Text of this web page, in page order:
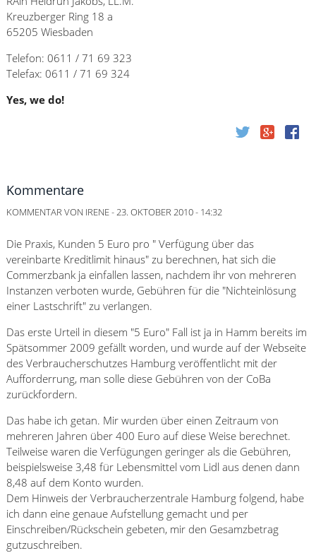
Kreuzberger Ring 18 a
65205 Wiesbaden
Telefon: 0611 / 71 69 323
Telefax: 0611 / 71 69 324
Yes, we do!
Kommentare
KOMMENTAR VON IRENE-23. OKTOBER 2010 - 14:32
Die Praxis, Kunden 5 Euro pro " Verfügung über das
vereinbarte Kreditlimit hinaus" zu berechnen, hat sich die
Commerzbank ja einfallen lassen, nachdem ihr von mehreren
Instanzen verboten wurde, Gebühren für die "Nichteinlösung
einer Lastschrift" zu verlangen.
Das erste Urteil in diesem "5 Euro" Fall ist ja in Hamm bereits im
Spätsommer 2009 gefällt worden, und wurde auf der Webseite
des Verbraucherschutzes Hamburg veröffentlicht mit der
Aufforderrung, man solle diese Gebühren von der CoBa
zurückfordern.
Das habe ich getan. Mir wurden über einen Zeitraum von
mehreren Jahren über 400 Euro auf diese Weise berechnet.
Teilweise waren die Verfügungen geringer als die Gebühren,
beispielsweise 3,48 für Lebensmittel vom Lidl aus denen dann
8,48 auf dem Konto wurden.
Dem Hinweis der Verbraucherzentrale Hamburg folgend, habe
ich dann eine genaue Aufstellung gemacht und per
Einschreiben/Rückschein gebeten, mir den Gesamzbetrag
gutzuschreiben.